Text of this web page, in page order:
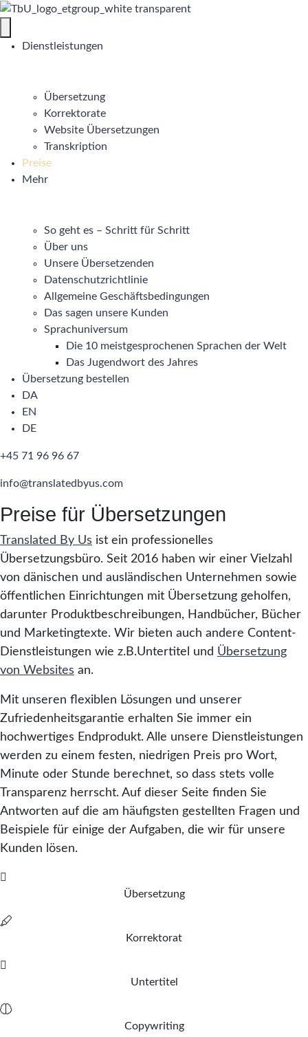
Dienstleistungen
Übersetzung
Korrektorate
Website Übersetzungen
Transkription
Preise
Mehr
So geht es – Schritt für Schritt
Über uns
Unsere Übersetzenden
Datenschutzrichtlinie
Allgemeine Geschäftsbedingungen
Das sagen unsere Kunden
Sprachuniversum
Die 10 meistgesprochenen Sprachen der Welt
Das Jugendwort des Jahres
Übersetzung bestellen
DA
EN
DE
+45 71 96 96 67
info@translatedbyus.com
Preise für Übersetzungen
Translated By Us ist ein professionelles
Übersetzungsbüro. Seit 2016 haben wir einer Vielzahl
von dänischen und ausländischen Unternehmen sowie
öffentlichen Einrichtungen mit Übersetzung geholfen,
darunter Produktbeschreibungen, Handbücher, Bücher
und Marketingtexte. Wir bieten auch andere Content-
Dienstleistungen wie z.B.Untertitel und Übersetzung
von Websites an.
Mit unseren flexiblen Lösungen und unserer
Zufriedenheitsgarantie erhalten Sie immer ein
hochwertiges Endprodukt. Alle unsere Dienstleistungen
werden zu einem festen, niedrigen Preis pro Wort,
Minute oder Stunde berechnet, so dass stets volle
Transparenz herrscht. Auf dieser Seite finden Sie
Antworten auf die am häufigsten gestellten Fragen und
Beispiele für einige der Aufgaben, die wir für unsere
Kunden lösen.
Übersetzung
Korrektorat
Untertitel
Copywriting